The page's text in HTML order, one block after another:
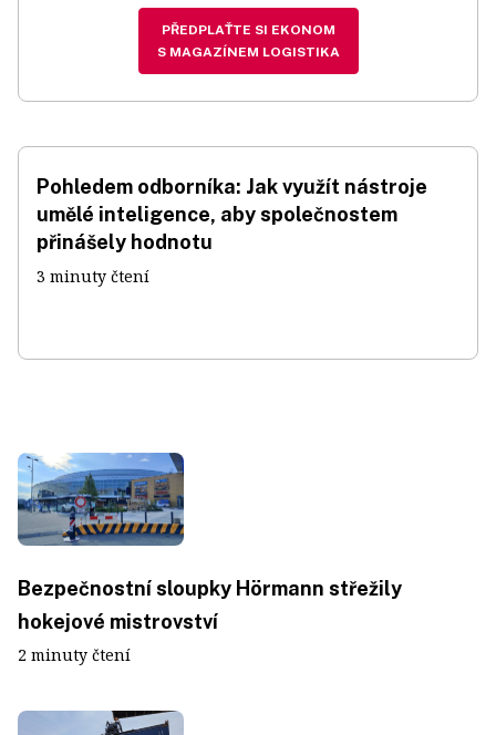
PŘEDPLAŤTE SI EKONOM
S MAGAZÍNEM LOGISTIKA
Pohledem odborníka: Jak využít nástroje
umělé inteligence, aby společnostem
přinášely hodnotu
3 minuty čtení
Bezpečnostní sloupky Hörmann střežily
hokejové mistrovství
2 minuty čtení